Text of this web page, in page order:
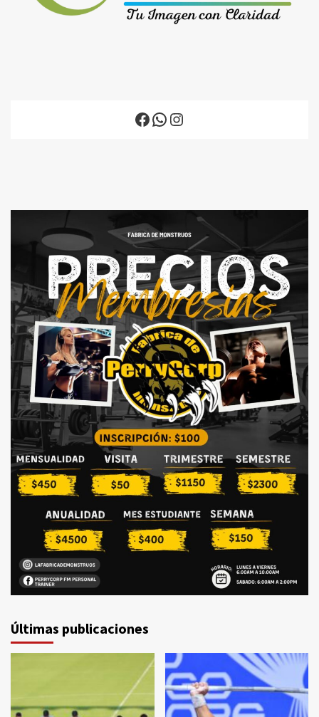
Facebook
WhatsApp
Instagram
Últimas publicaciones